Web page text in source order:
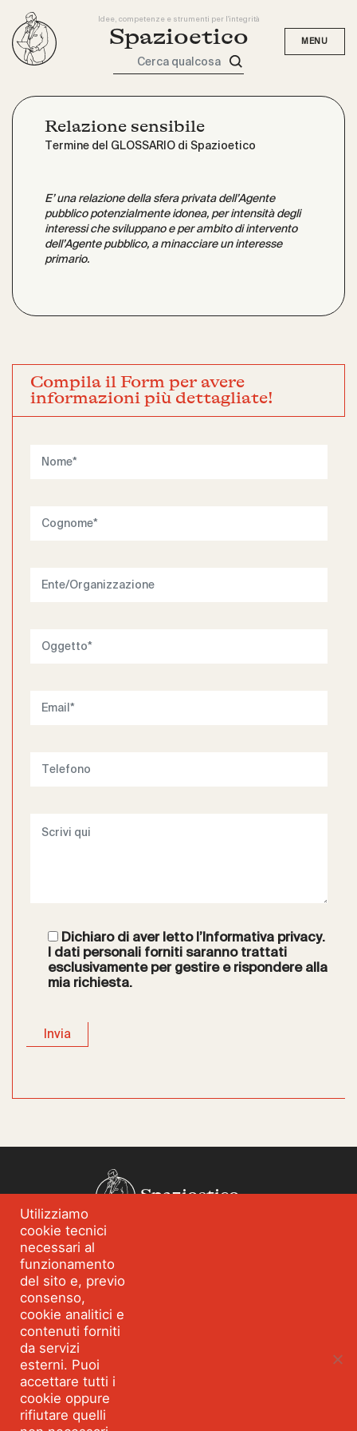
Idee, competenze e strumenti per l'integrità
Spazioetico
Cerca qualcosa
Relazione sensibile
Termine del GLOSSARIO di Spazioetico
E’ una relazione della sfera privata dell’Agente
pubblico potenzialmente idonea, per intensità degli
interessi che sviluppano e per ambito di intervento
dell’Agente pubblico, a minacciare un interesse
primario.
Compila il Form per avere
informazioni più dettagliate!
Dichiaro di aver letto l’Informativa privacy.
I dati personali forniti saranno trattati
esclusivamente per gestire e rispondere alla
mia richiesta.
Spazioetico
Chi siamo
Blog
Servizi
Strumenti e percorsi
Parla con Spazioetico
Utilizziamo
cookie tecnici
necessari al
funzionamento
del sito e, previo
consenso,
cookie analitici e
contenuti forniti
da servizi
esterni. Puoi
accettare tutti i
cookie oppure
rifiutare quelli